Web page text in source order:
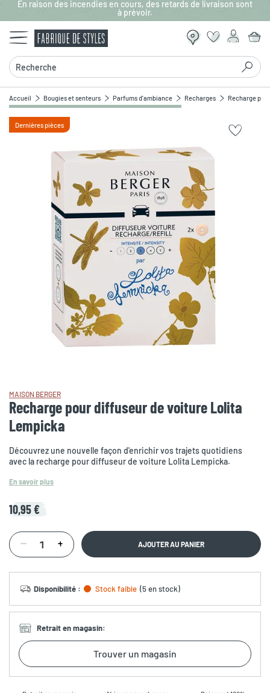
Aller au contenu principal
En raison des incendies en cours, des retards de livraison sont
à prévoir.
Recherche
Accueil Bougies et senteurs Parfums d'ambiance Recharges Recharge
Dernières pièces
Zoomer sur l'image
MAISON BERGER
Recharge pour diffuseur de voiture Lolita
Lempicka
Découvrez une nouvelle façon d'enrichir vos trajets quotidiens
avec la recharge pour diffuseur de voiture Lolita Lempicka.
En savoir plus
10,95 €
AJOUTER AU PANIER
Disponibilité : Stock faible (5 en stock)
Retrait en magasin:
Trouver un magasin